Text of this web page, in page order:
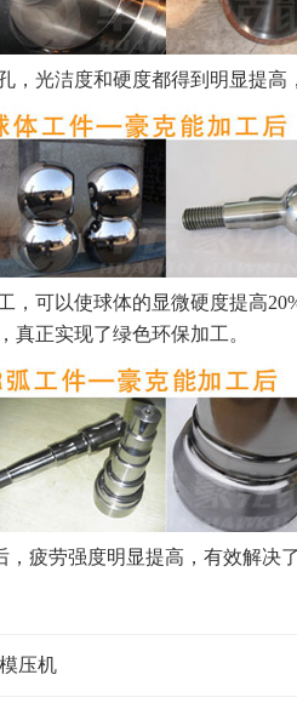
光洁度和硬度都得到明显提高
可以使球体的显微硬度提高
真正实现了绿色环保加工。
劳强度明显提高，有效解决
压机